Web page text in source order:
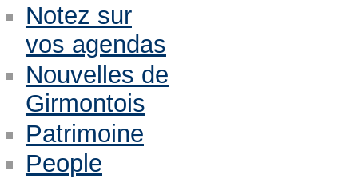
Notez sur
vos agendas
Nouvelles de
Girmontois
Patrimoine
People